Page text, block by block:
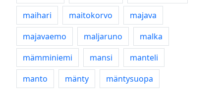
maihari
maitokorvo
majava
majavaemo
maljaruno
malka
mämminiemi
mansi
manteli
manto
mänty
mäntysuopa